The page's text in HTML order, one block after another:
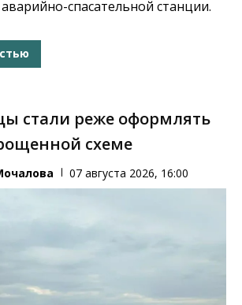
спасательной станции.
стали реже оформлять
схеме
07 августа 2026, 16:00